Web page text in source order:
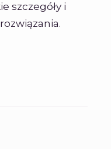
szczegóły i